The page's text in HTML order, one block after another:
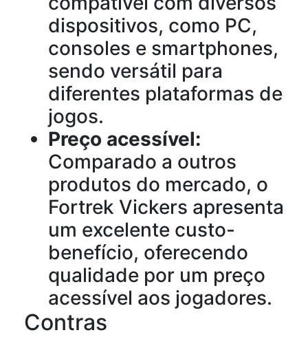
dispositivos, como PC,
consoles e smartphones,
sendo versátil para
diferentes plataformas de
jogos.
Preço acessível:
Comparado a outros
produtos do mercado, o
Fortrek Vickers apresenta
um excelente custo-
benefício, oferecendo
qualidade por um preço
acessível aos jogadores.
Contras